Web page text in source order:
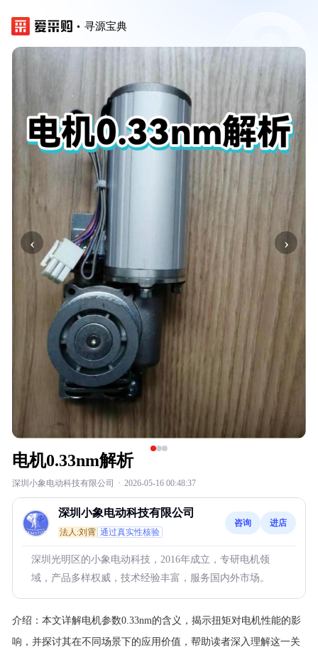
寻源宝典
‹ ›
电机0.33nm解析
深圳小象电动科技有限公司 · 2026-05-16 00:48:37
深圳小象电动科技有限公司
法人:刘霄 通过真实性核验
咨询 进店
深圳光明区的小象电动科技，2016年成立，专研电机领
域，产品多样权威，技术经验丰富，服务国内外市场。
介绍： 本文详解电机参数0.33nm的含义，揭示扭矩对电机性能的影
响，并探讨其在不同场景下的应用价值，帮助读者深入理解这一关